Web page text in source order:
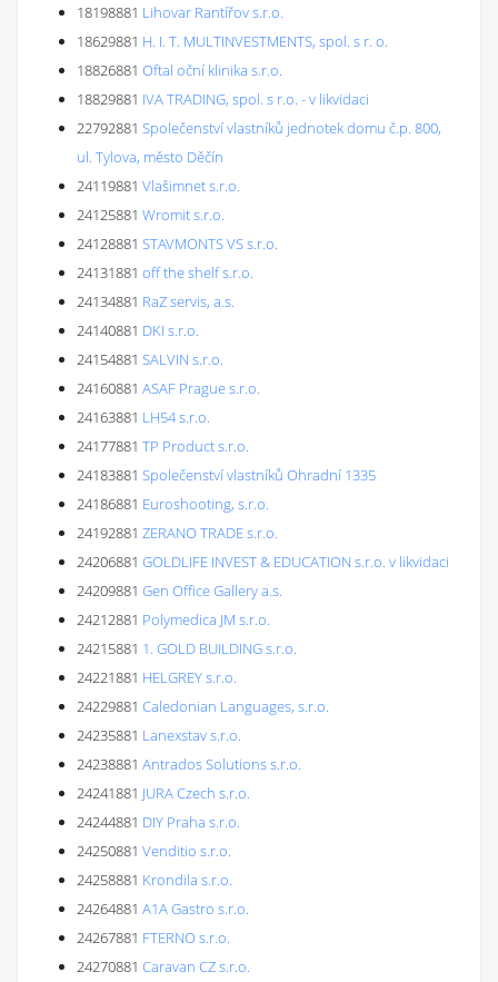
18198881 Lihovar Rantířov s.r.o.
18629881 H. I. T. MULTINVESTMENTS, spol. s r. o.
18826881 Oftal oční klinika s.r.o.
18829881 IVA TRADING, spol. s r.o. - v likvidaci
22792881 Společenství vlastníků jednotek domu č.p. 800,
ul. Tylova, město Děčín
24119881 Vlašimnet s.r.o.
24125881 Wromit s.r.o.
24128881 STAVMONTS VS s.r.o.
24131881 off the shelf s.r.o.
24134881 RaZ servis, a.s.
24140881 DKI s.r.o.
24154881 SALVIN s.r.o.
24160881 ASAF Prague s.r.o.
24163881 LH54 s.r.o.
24177881 TP Product s.r.o.
24183881 Společenství vlastníků Ohradní 1335
24186881 Euroshooting, s.r.o.
24192881 ZERANO TRADE s.r.o.
24206881 GOLDLIFE INVEST & EDUCATION s.r.o. v likvidaci
24209881 Gen Office Gallery a.s.
24212881 Polymedica JM s.r.o.
24215881 1. GOLD BUILDING s.r.o.
24221881 HELGREY s.r.o.
24229881 Caledonian Languages, s.r.o.
24235881 Lanexstav s.r.o.
24238881 Antrados Solutions s.r.o.
24241881 JURA Czech s.r.o.
24244881 DIY Praha s.r.o.
24250881 Venditio s.r.o.
24258881 Krondila s.r.o.
24264881 A1A Gastro s.r.o.
24267881 FTERNO s.r.o.
24270881 Caravan CZ s.r.o.